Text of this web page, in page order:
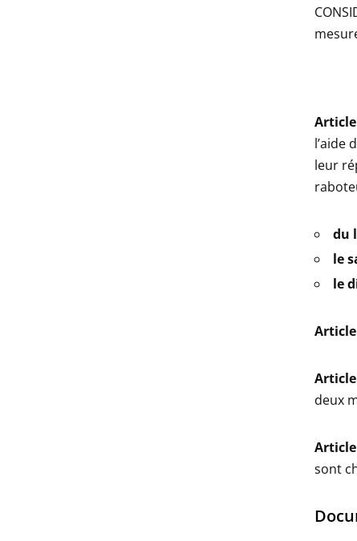
Article
l’aide
leur
du
le
le
Article
Article
deux
Article
sont